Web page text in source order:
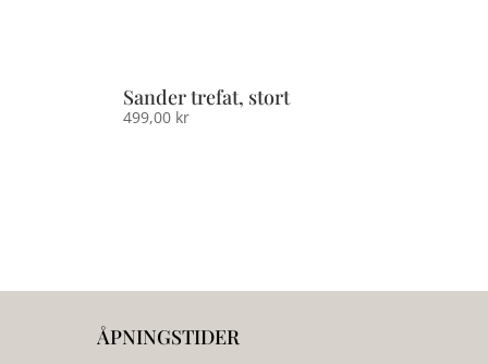
Sander trefat, stort
499,00 kr
ÅPNINGSTIDER